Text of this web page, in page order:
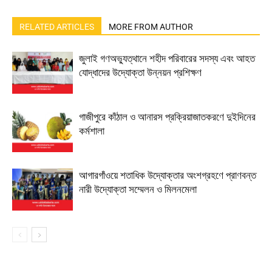
RELATED ARTICLES MORE FROM AUTHOR
জুলাই গণঅভ্যুত্থানে শহীদ পরিবারের সদস্য এবং আহত
যোদ্ধাদের উদ্যোক্তা উন্নয়ন প্রশিক্ষণ
গাজীপুরে কাঁঠাল ও আনারস প্রক্রিয়াজাতকরণে দুইদিনের
কর্মশালা
আগারগাঁওয়ে শতাধিক উদ্যোক্তার অংশগ্রহণে প্রাণবন্ত
নারী উদ্যোক্তা সম্মেলন ও মিলনমেলা